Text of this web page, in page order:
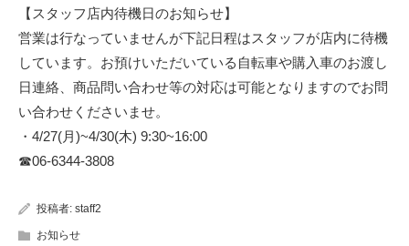
【スタッフ店内待機日のお知らせ】
営業は行なっていませんが下記日程はスタッフが店内に待機
しています。お預けいただいている自転車や購入車のお渡し
日連絡、商品問い合わせ等の対応は可能となりますのでお問
い合わせくださいませ。
・4/27(月)~4/30(木) 9:30~16:00
☎︎06-6344-3808
投稿者: staff2
お知らせ